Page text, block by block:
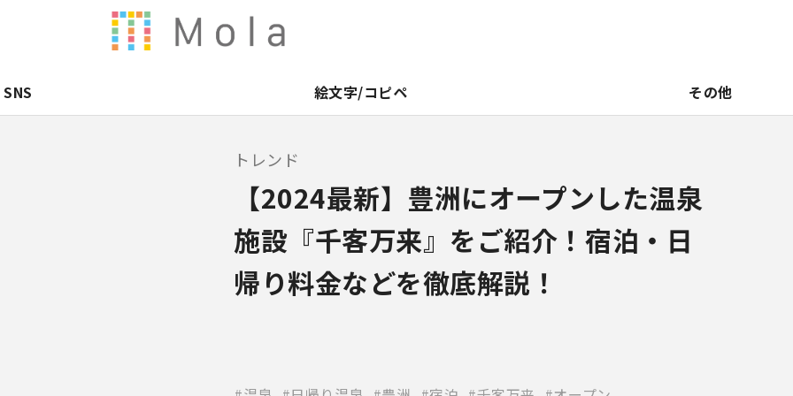
SNS 絵文字/コピペ その他
トレンド
【2024最新】豊洲にオープンした温泉
施設『千客万来』をご紹介！宿泊・日
帰り料金などを徹底解説！